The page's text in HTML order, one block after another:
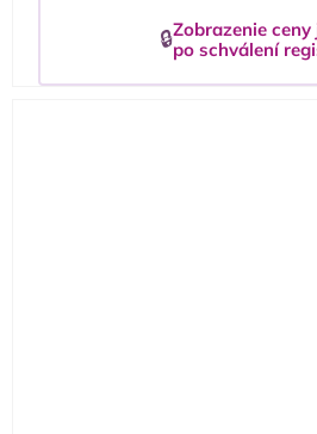
🔒Zobrazenie ceny
po schválení